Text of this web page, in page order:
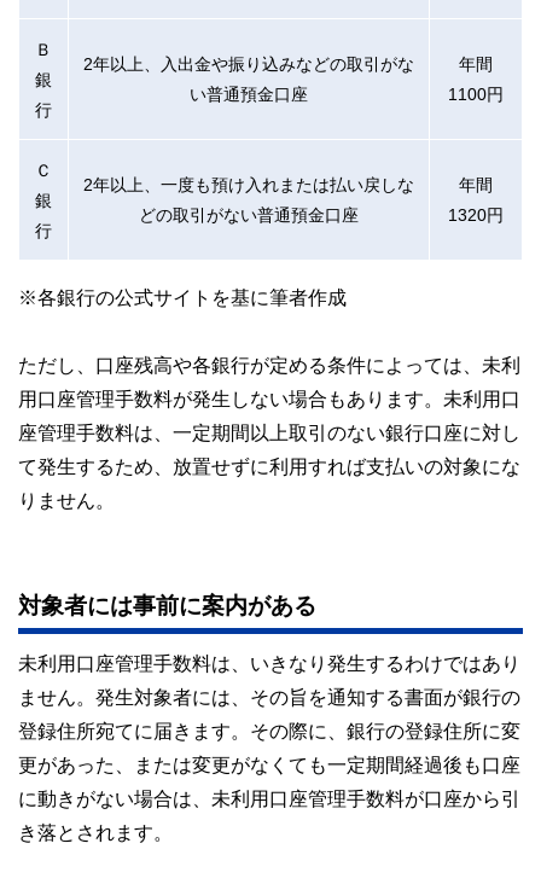
Ｂ
銀
行
2年以上、入出金や振り込みなどの取引がな
い普通預金口座
年間
1100円
Ｃ
銀
行
2年以上、一度も預け入れまたは払い戻しな
どの取引がない普通預金口座
年間
1320円
※各銀行の公式サイトを基に筆者作成
ただし、口座残高や各銀行が定める条件によっては、未利
用口座管理手数料が発生しない場合もあります。未利用口
座管理手数料は、一定期間以上取引のない銀行口座に対し
て発生するため、放置せずに利用すれば支払いの対象にな
りません。
対象者には事前に案内がある
未利用口座管理手数料は、いきなり発生するわけではあり
ません。発生対象者には、その旨を通知する書面が銀行の
登録住所宛てに届きます。その際に、銀行の登録住所に変
更があった、または変更がなくても一定期間経過後も口座
に動きがない場合は、未利用口座管理手数料が口座から引
き落とされます。